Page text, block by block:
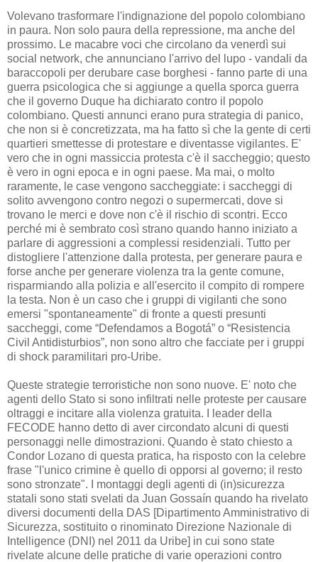
Volevano trasformare l'indignazione del popolo colombiano
in paura. Non solo paura della repressione, ma anche del
prossimo. Le macabre voci che circolano da venerdì sui
social network, che annunciano l'arrivo del lupo - vandali da
baraccopoli per derubare case borghesi - fanno parte di una
guerra psicologica che si aggiunge a quella sporca guerra
che il governo Duque ha dichiarato contro il popolo
colombiano. Questi annunci erano pura strategia di panico,
che non si è concretizzata, ma ha fatto sì che la gente di certi
quartieri smettesse di protestare e diventasse vigilantes. E'
vero che in ogni massiccia protesta c'è il saccheggio; questo
è vero in ogni epoca e in ogni paese. Ma mai, o molto
raramente, le case vengono saccheggiate: i saccheggi di
solito avvengono contro negozi o supermercati, dove si
trovano le merci e dove non c'è il rischio di scontri. Ecco
perché mi è sembrato così strano quando hanno iniziato a
parlare di aggressioni a complessi residenziali. Tutto per
distogliere l'attenzione dalla protesta, per generare paura e
forse anche per generare violenza tra la gente comune,
risparmiando alla polizia e all'esercito il compito di rompere
la testa. Non è un caso che i gruppi di vigilanti che sono
emersi "spontaneamente" di fronte a questi presunti
saccheggi, come “Defendamos a Bogotá” o “Resistencia
Civil Antidisturbios”, non sono altro che facciate per i gruppi
di shock paramilitari pro-Uribe.
Queste strategie terroristiche non sono nuove. E' noto che
agenti dello Stato si sono infiltrati nelle proteste per causare
oltraggi e incitare alla violenza gratuita. I leader della
FECODE hanno detto di aver circondato alcuni di questi
personaggi nelle dimostrazioni. Quando è stato chiesto a
Condor Lozano di questa pratica, ha risposto con la celebre
frase "l'unico crimine è quello di opporsi al governo; il resto
sono stronzate". I montaggi degli agenti di (in)sicurezza
statali sono stati svelati da Juan Gossaín quando ha rivelato
diversi documenti della DAS [Dipartimento Amministrativo di
Sicurezza, sostituito o rinominato Direzione Nazionale di
Intelligence (DNI) nel 2011 da Uribe] in cui sono state
rivelate alcune delle pratiche di varie operazioni contro